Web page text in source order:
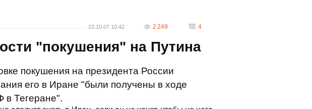
23.10.07 10:42 2 249 4
"покушения" на Путина
покушения на президента России
его в Иране "были получены в ходе
в Тегеране".